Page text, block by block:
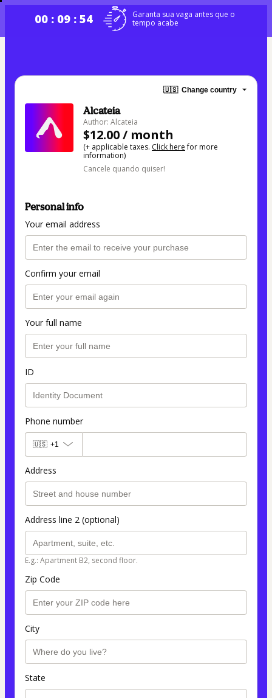
00 : 09 : 54
Garanta sua vaga antes que o
tempo acabe
🇺🇸 Change country
Alcateia
Author: Alcateia
$12.00 / month
(+ applicable taxes. Click herefor more
information)
Cancele quando quiser!
Personal info
Your email address
Confirm your email
Your full name
ID
Phone number
🇺🇸 +1
Address
Address line 2 (optional)
E.g.: Apartment B2, second floor.
Zip Code
City
State